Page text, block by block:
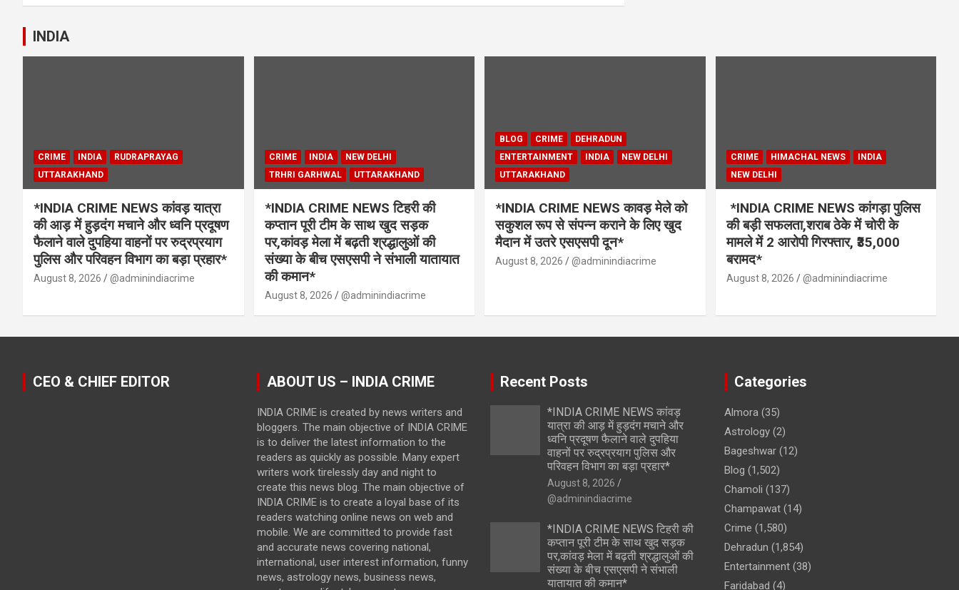
INDIA
CRIME INDIA
RUDRAPRAYAG
UTTARAKHAND
*INDIA CRIME NEWS कांवड़ यात्रा
की आड़ में हुड़दंग मचाने और ध्वनि प्रदूषण
फैलाने वाले दुपहिया वाहनों पर रुद्रप्रयाग
पुलिस और परिवहन विभाग का बड़ा प्रहार*
August 8, 2026 @adminindiacrime
CRIME INDIA
NEW DELHI
TRHRI GARHWAL
UTTARAKHAND
*INDIA CRIME NEWS टिहरी की
कप्तान पूरी टीम के साथ खुद सड़क
पर,कांवड़ मेला में बढ़ती श्रद्धालुओं की
संख्या के बीच एसएसपी ने संभाली यातायात
की कमान*
August 8, 2026 @adminindiacrime
BLOG CRIME
DEHRADUN
ENTERTAINMENT
INDIA
NEW DELHI
UTTARAKHAND
*INDIA CRIME NEWS कावड़ मेले को
सकुशल रूप से संपन्न कराने के लिए खुद
मैदान में उतरे एसएसपी दून*
August 8, 2026 @adminindiacrime
CRIME HIMACHAL NEWS
INDIA
NEW DELHI
*INDIA CRIME NEWS कांगड़ा पुलिस
की बड़ी सफलता,शराब ठेके में चोरी के
मामले में 2 आरोपी गिरफ्तार, ₹35,000
बरामद*
August 8, 2026 @adminindiacrime
CEO & CHIEF EDITOR ABOUT US – INDIA CRIME
INDIA CRIME is created by news writers and
bloggers. The main objective of INDIA CRIME
is to deliver the latest information to the
readers as quickly as possible. Many expert
writers work tirelessly day and night to
create this news blog. The main objective of
INDIA CRIME is to create a loyal base of its
readers watching online news on web and
mobile. We are committed to provide fast
and accurate news covering national,
international, user interest information, funny
news, astrology news, business news,
Recent Posts
*INDIA CRIME NEWS कांवड़
यात्रा की आड़ में हुड़दंग मचाने और
ध्वनि प्रदूषण फैलाने वाले दुपहिया
वाहनों पर रुद्रप्रयाग पुलिस और
परिवहन विभाग का बड़ा प्रहार*
August 8, 2026
@adminindiacrime
*INDIA CRIME NEWS टिहरी की
कप्तान पूरी टीम के साथ खुद सड़क
पर,कांवड़ मेला में बढ़ती श्रद्धालुओं की
संख्या के बीच एसएसपी ने संभाली
यातायात की कमान*
Categories
Almora(35)
Astrology(2)
Bageshwar(12)
Blog (1,502)
Chamoli (137)
Champawat(14)
Crime (1,580)
Dehradun (1,854)
Entertainment(38)
Faridabad (4)